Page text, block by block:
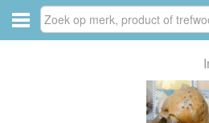
van fossielen en mineralen